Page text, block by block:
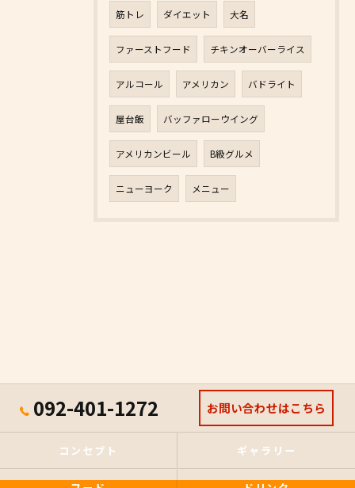
筋トレ ダイエット 大名
ファーストフード チキンオーバーライス
アルコール アメリカン バドライト
屋台飯 バッファローウイング
アメリカンビール B級グルメ
ニューヨーク メニュー
092-401-1272 お問い合わせはこちら
コンセプト ギャラリー